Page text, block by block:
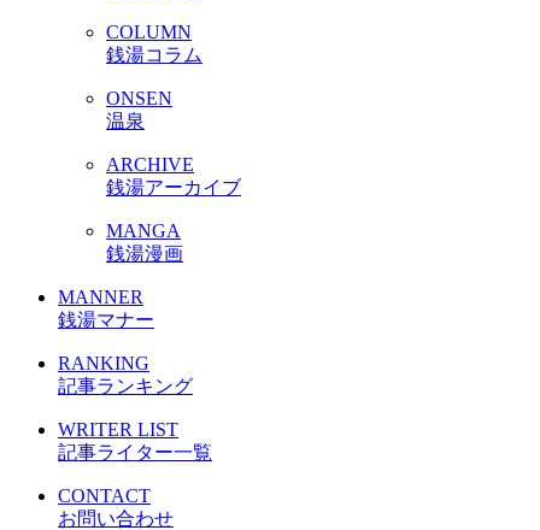
COLUMN
銭湯コラム
ONSEN
温泉
ARCHIVE
銭湯アーカイブ
MANGA
銭湯漫画
MANNER
銭湯マナー
RANKING
記事ランキング
WRITER LIST
記事ライター一覧
CONTACT
お問い合わせ